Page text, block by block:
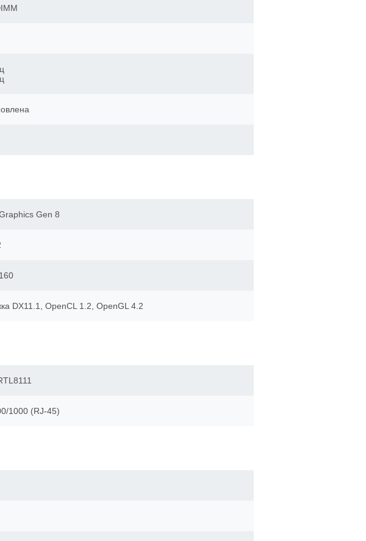
Gen 8
DX11.1, OpenCL 1.2, OpenGL 4.2
1000 (RJ-45)